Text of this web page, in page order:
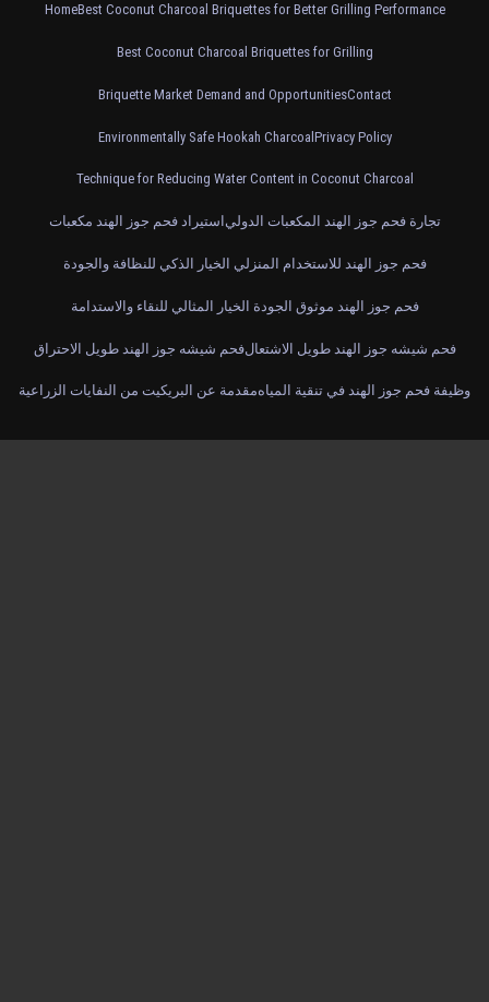
HomeBest Coconut Charcoal Briquettes for Better Grilling Performance
Best Coconut Charcoal Briquettes for Grilling
Briquette Market Demand and OpportunitiesContact
Environmentally Safe Hookah CharcoalPrivacy Policy
Technique for Reducing Water Content in Coconut Charcoal
استيراد فحم جوز الهند مكعبات تجارة فحم جوز الهند المكعبات الدولي
فحم جوز الهند للاستخدام المنزلي الخيار الذكي للنظافة والجودة
فحم جوز الهند موثوق الجودة الخيار المثالي للنقاء والاستدامة
فحم شيشه جوز الهند طويل الاحتراقفحم شيشه جوز الهند طويل الاشتعال
مقدمة عن البريكيت من النفايات الزراعيةوظيفة فحم جوز الهند في تنقية المياه